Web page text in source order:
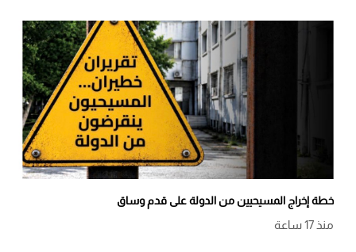
خطة إخراج المسيحيين من الدولة على قدم وساق
منذ 17 ساعة